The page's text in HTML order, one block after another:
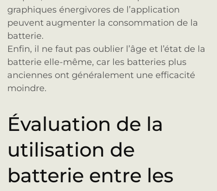
graphiques énergivores de l’application
peuvent augmenter la consommation de la
batterie.
Enfin, il ne faut pas oublier l’âge et l’état de la
batterie elle-même, car les batteries plus
anciennes ont généralement une efficacité
moindre.
Évaluation de la
utilisation de
batterie entre les